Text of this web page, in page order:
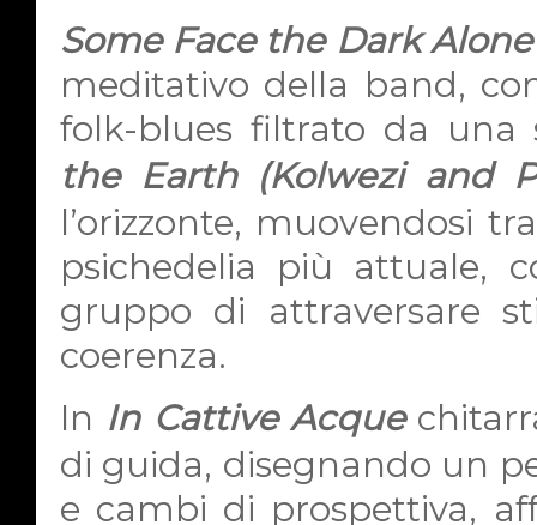
Some Face the Dark Alone
meditativo della band,
folk-blues filtrato da una
the Earth (Kolwezi and
l’orizzonte, muovendosi
psichedelia più attuale,
gruppo di attraversare
coerenza.
In In Cattive Acque
di guida, disegnando un
e cambi di prospettiva,